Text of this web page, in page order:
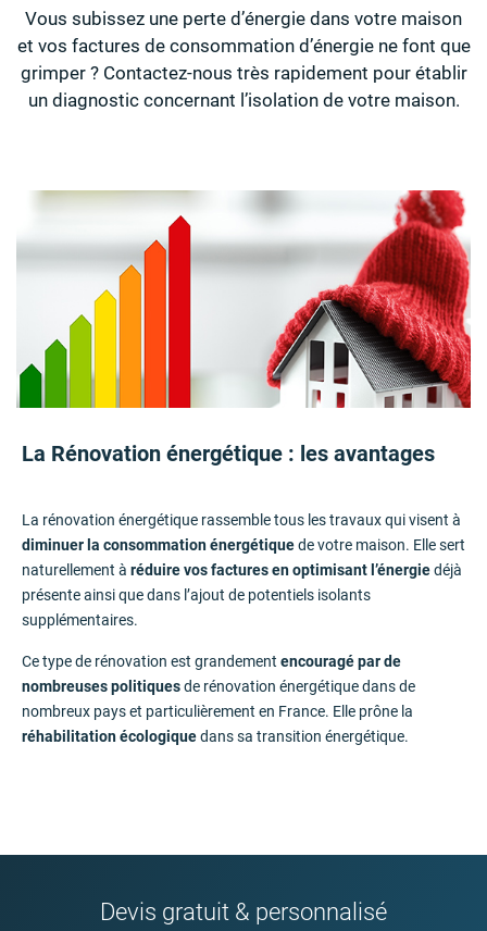
Vous subissez une perte d’énergie dans votre maison
et vos factures de consommation d’énergie ne font que
grimper ? Contactez-nous très rapidement pour établir
un diagnostic concernant l’isolation de votre maison.
La Rénovation énergétique : les avantages
La rénovation énergétique rassemble tous les travaux qui visent à
diminuer la consommation énergétiquede votre maison. Elle sert
naturellement à réduire vos factures en optimisant l’énergiedéjà
présente ainsi que dans l’ajout de potentiels isolants
supplémentaires.
Ce type de rénovation est grandement encouragé par de
nombreuses politiquesde rénovation énergétique dans de
nombreux pays et particulièrement en France. Elle prône la
réhabilitation écologiquedans sa transition énergétique.
Devis gratuit & personnalisé